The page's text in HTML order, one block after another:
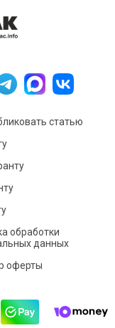
статью
обработки
данных
оферты